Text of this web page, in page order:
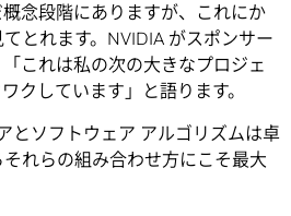
念段階にありますが、これにか
とれます。NVIDIA がスポンサー
これは私の次の大きなプロジェ
クしています」と語ります。
とソフトウェア アルゴリズムは卓
れらの組み合わせ方にこそ最大